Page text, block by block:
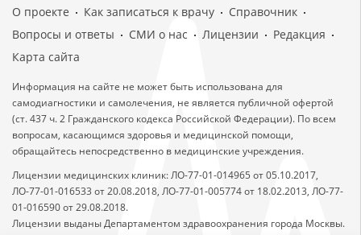
О проекте Как записаться к врачу
Справочник
Вопросы и ответы
СМИ о нас Лицензии
Редакция
Карта сайта
Информация на сайте не может быть использована для
самодиагностики и самолечения, не является публичной офертой
(ст. 437 ч. 2 Гражданского кодекса Российской Федерации). По всем
вопросам, касающимся здоровья и медицинской помощи,
обращайтесь непосредственно в медицинские учреждения.
Лицензии медицинских клиник: ЛО-77-01-014965 от 05.10.2017,
ЛО-77-01-016533 от 20.08.2018, ЛО-77-01-005774 от 18.02.2013, ЛО-77-
01-016590 от 29.08.2018.
Лицензии выданы Департаментом здравоохранения города Москвы.